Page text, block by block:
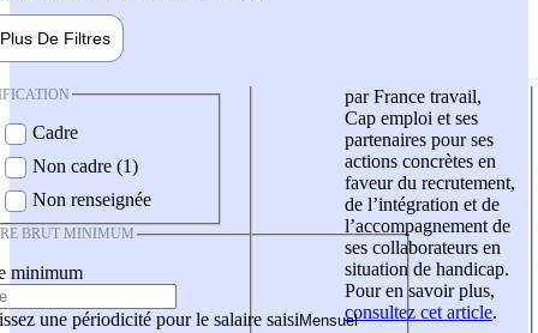
Plus De Filtres
Cadre
Non cadre (1)
Non renseignée
BRUT MINIMUM
minimum
une périodicité pour le salaire saisi
par France travail,
Cap emploi et ses
partenaires pour ses
actions concrètes en
faveur du recrutement,
de l’intégration et de
l’accompagnement de
ses collaborateurs en
situation de handicap.
Pour en savoir plus,
consultez cet article.